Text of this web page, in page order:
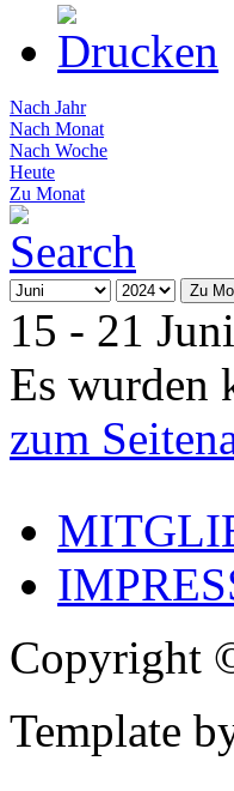
Nach Jahr
Nach Monat
Nach Woche
Heute
Zu Monat
Zu
15 - 21
Es wurden
zum
Copyright
Template